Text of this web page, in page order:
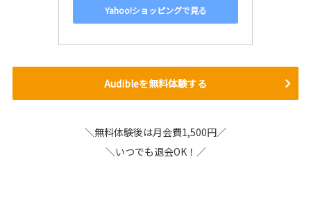
Yahoo!ショッピングで見る
Audibleを無料体験する
＼無料体験後は月会費1,500円／
＼いつでも退会OK！／